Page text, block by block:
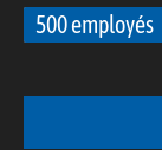
500 employés